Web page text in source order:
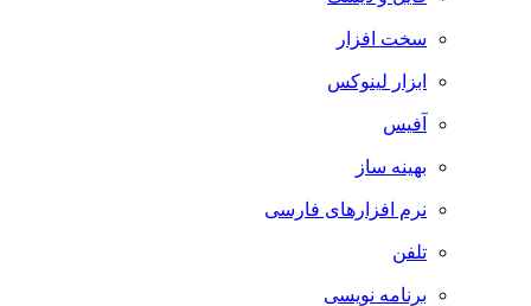
سخت افزار
ابزار لینوکس
آفیس
بهینه ساز
نرم افزارهای فارسی
تلفن
برنامه نویسی